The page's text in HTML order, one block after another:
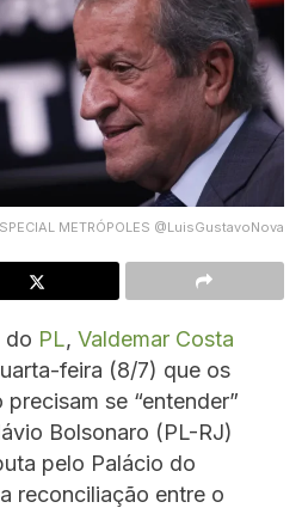
METRÓPOLES @LuisGustavoNova
do PL, Valdemar Costa
feira (8/7) que os
se “entender”
Bolsonaro (PL-RJ)
pelo Palácio do
reconciliação entre o